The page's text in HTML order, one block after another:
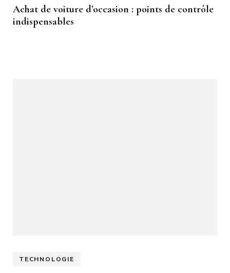
Achat de voiture d’occasion : points de contrôle
indispensables
TECHNOLOGIE